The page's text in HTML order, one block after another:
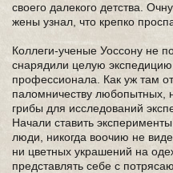
своего далекого детства.
жены узнал, что крепко
Коллеги-ученые Уоссону не
снарядили целую
профессионала. Как уж там
паломничеству любопытных,
грибы для исследований
Начали ставить
люди, никогда воочию не
ни цветных украшений на
представлять себе с